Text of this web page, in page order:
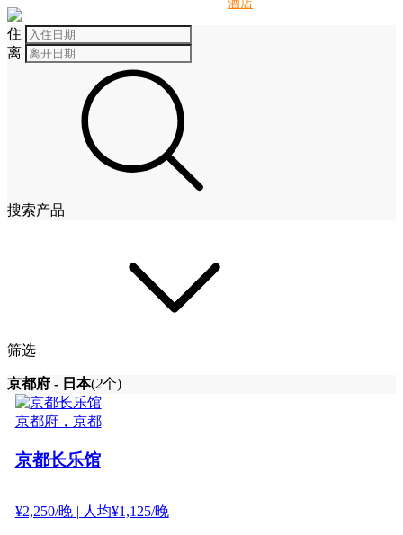
住
离
搜索产品
筛选
京都府 - 日本(2个)
京都府，京都
京都长乐馆
¥2,250/晚| 人均¥1,125/晚